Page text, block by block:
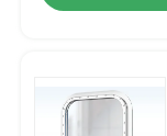
海洋の Windows